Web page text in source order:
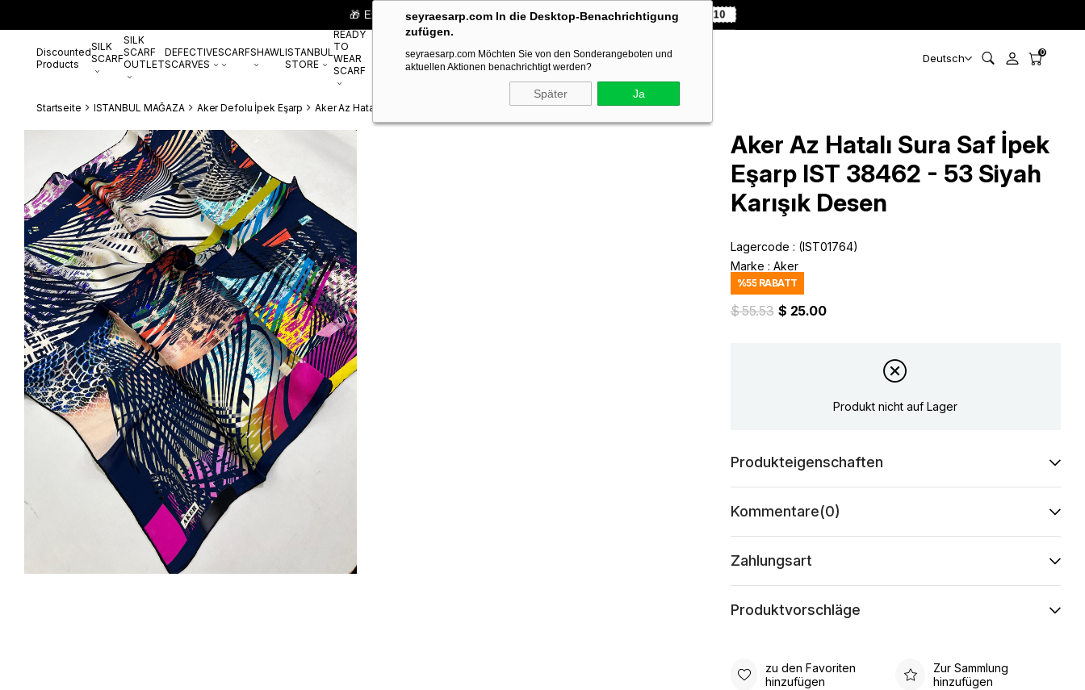
seyraesarp.com In die Desktop-Benachrichtigung
zufügen.
seyraesarp.com Möchten Sie von den Sonderangeboten und
aktuellen Aktionen benachrichtigt werden?
Später Ja
🎁 Exklusiv **10% RABATT** auf Ihre erste Bestellung! CODE:SEYRA10
Discounted
Products
SILK
SCARF
SILK
SCARF
OUTLET
DEFECTIVE
SCARVES
SCARFSHAWLISTANBUL
STORE
READY
TO
WEAR
SCARF
ACCESSORYBRANDS Deutsch 0
Startseite ISTANBUL MAĞAZA Aker Defolu İpek Eşarp Aker Az Hatalı Sura Saf İpek Eşarp IST 38462 - 53 Siyah Karışık Desen
Aker Az Hatalı Sura Saf İpek
Eşarp IST 38462 - 53 Siyah
Karışık Desen
Lagercode
(IST01764)
Marke : Aker
%55 RABATT
$ 55.53 $ 25.00
Produkt nicht auf Lager
Produkteigenschaften
Kommentare(0)
Zahlungsart
Produktvorschläge
zu den Favoriten
hinzufügen
Zur Sammlung
hinzufügen